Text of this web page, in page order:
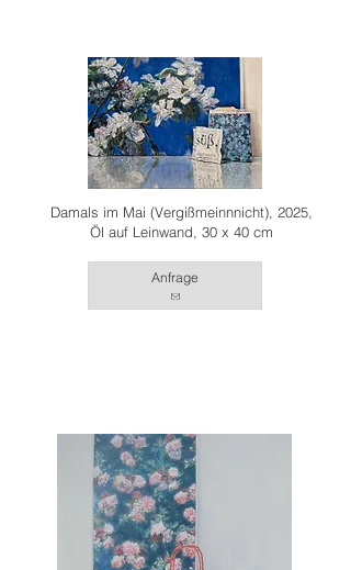
Damals im Mai (Vergißmeinnnicht), 2025,
Öl auf Leinwand, 30 x 40 cm
Anfrage